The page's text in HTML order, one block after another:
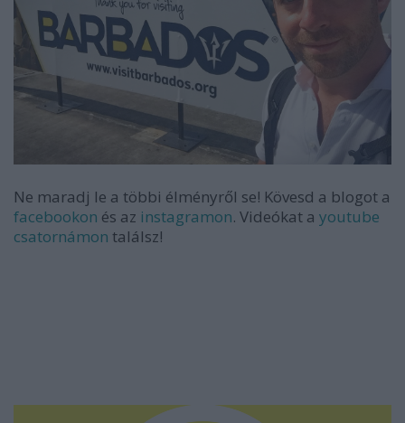
Ne maradj le a többi élményről se! Kövesd a blogot a
facebookon és az instagramon. Videókat a youtube
csatornámon találsz!